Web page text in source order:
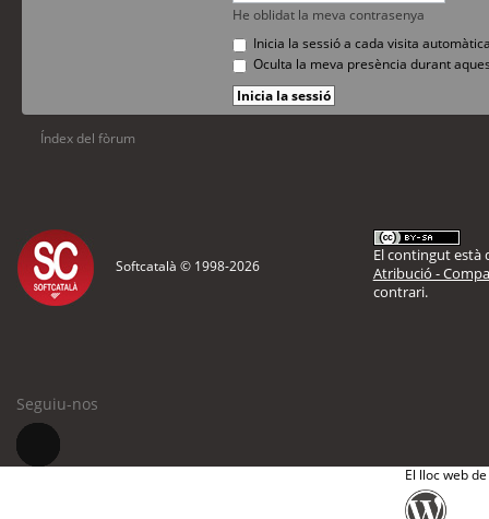
He oblidat la meva contrasenya
Inicia la sessió a cada visita
Oculta la meva presència durant
Índex del fòrum
Softcatalà © 1998-2026
El contingut està
Atribució -
contrari.
Seguiu-nos
El lloc web